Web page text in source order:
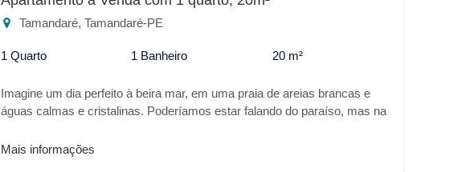
é o melhor lugar.
Tamandaré, Tamandaré-PE
1 Quarto 1 Banheiro 20 m²
Imagine um dia perfeito à beira mar, em uma praia de areias brancas e
águas calmas e cristalinas. Poderíamos estar falando do paraíso, mas na
apresenta o que há de melhor e de mais moderno e tecnologia em
Mais informações